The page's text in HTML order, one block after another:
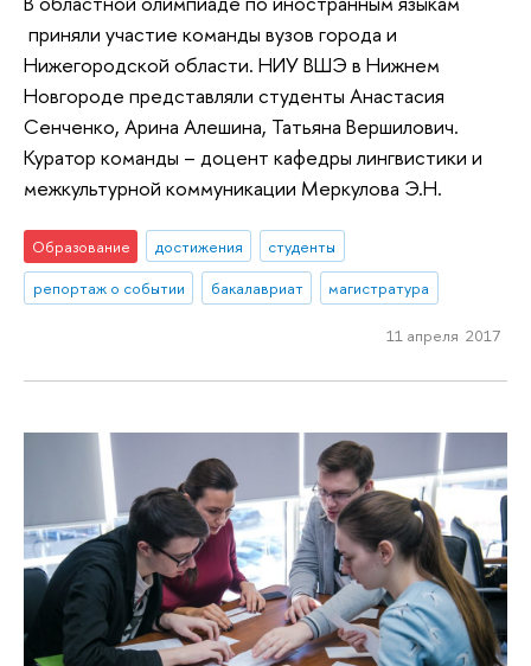
приняли участие команды вузов города и
Нижегородской области. НИУ ВШЭ в Нижнем
Новгороде представляли студенты Анастасия
Сенченко, Арина Алешина, Татьяна Вершилович.
Куратор команды – доцент кафедры лингвистики и
межкультурной коммуникации Меркулова Э.Н.
Образование достижения
студенты
репортаж о событии
бакалавриат магистратура
11 апреля 2017